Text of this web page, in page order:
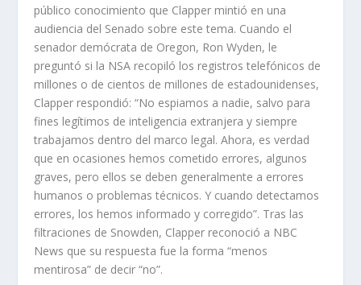
público conocimiento que Clapper mintió en una
audiencia del Senado sobre este tema. Cuando el
senador demócrata de Oregon, Ron Wyden, le
preguntó si la NSA recopiló los registros telefónicos de
millones o de cientos de millones de estadounidenses,
Clapper respondió: “No espiamos a nadie, salvo para
fines legítimos de inteligencia extranjera y siempre
trabajamos dentro del marco legal. Ahora, es verdad
que en ocasiones hemos cometido errores, algunos
graves, pero ellos se deben generalmente a errores
humanos o problemas técnicos. Y cuando detectamos
errores, los hemos informado y corregido”. Tras las
filtraciones de Snowden, Clapper reconoció a NBC
News que su respuesta fue la forma “menos
mentirosa” de decir “no”.